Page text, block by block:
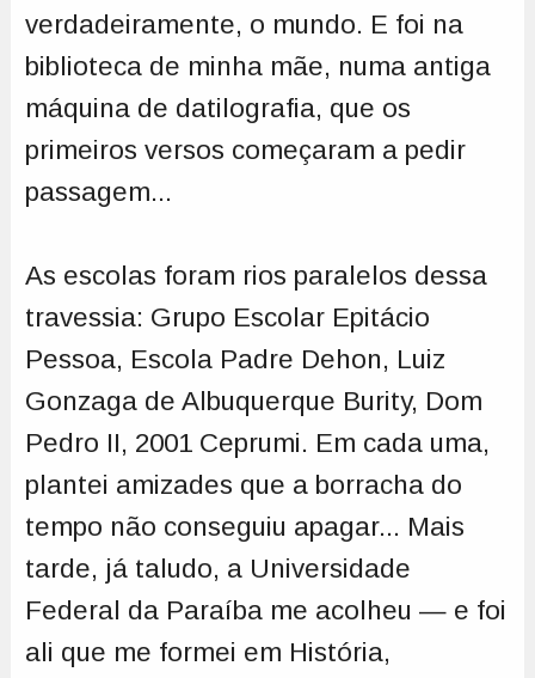
verdadeiramente, o mundo. E foi na
biblioteca de minha mãe, numa antiga
máquina de datilografia, que os
primeiros versos começaram a pedir
passagem...
As escolas foram rios paralelos dessa
travessia: Grupo Escolar Epitácio
Pessoa, Escola Padre Dehon, Luiz
Gonzaga de Albuquerque Burity, Dom
Pedro II, 2001 Ceprumi. Em cada uma,
plantei amizades que a borracha do
tempo não conseguiu apagar... Mais
tarde, já taludo, a Universidade
Federal da Paraíba me acolheu — e foi
ali que me formei em História,